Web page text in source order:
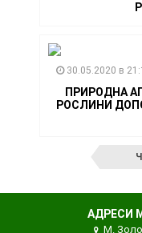
30.05.2020 в
ПРИРОДНА
РОСЛИНИ
АДРЕСИ
М.